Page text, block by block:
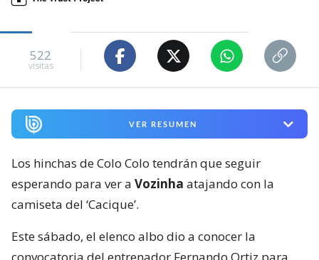
522
visitas
VER RESUMEN
Los hinchas de Colo Colo tendrán que seguir
esperando para ver a Vozinha atajando con la
camiseta del ‘Cacique’.
Este sábado, el elenco albo dio a conocer la